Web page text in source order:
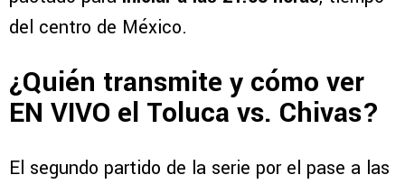
del centro de México.
¿Quién transmite y cómo ver
EN VIVO el Toluca vs. Chivas?
El segundo partido de la serie por el pase a las